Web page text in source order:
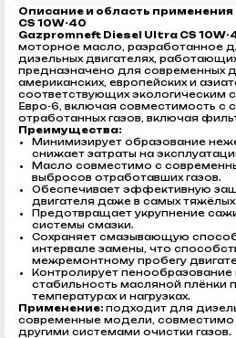
Описание и область
CS 10W-40
Gazpromneft Diesel Ultra CS 10W-
моторное масло, разработанное
дизельных двигателях,
предназначено для современных
американских, европейских и
соответствующих экологическим
Евро-6, включая совместимость с
отработанных газов, включая
Преимущества:
Минимизирует образование
снижает затраты на
Масло совместимо с
выбросов отработавших газов.
Обеспечивает эффективную
двигателя даже в самых
Предотвращает укрупнение
системы смазки.
Сохраняет смазывающую
интервале замены, что
межремонтному пробегу
Контролирует пенообразование
стабильность масляной плёнки
температурах и нагрузках.
Применение: подходит для
современные модели, совместимо
другими системами очистки газов.